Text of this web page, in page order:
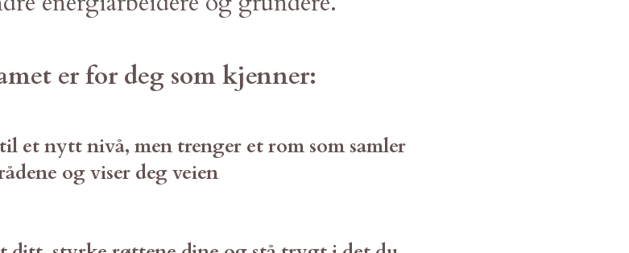
er for deg som kjenner:
et nytt nivå, men trenger et rom som samler
og viser deg veien